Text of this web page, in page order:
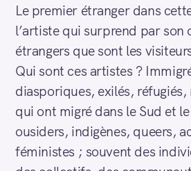
Le premier étranger dans
l’artiste qui surprend par son
étrangers que sont les
Qui sont ces artistes ?
diasporiques, exilés,
qui ont migré dans le Sud et
ousiders, indigènes, queers,
féministes ; souvent des